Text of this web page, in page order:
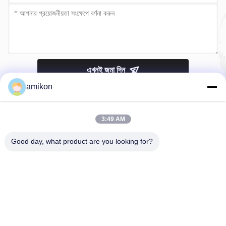
এখনই জমা দিন
amikon
3:49 AM
Good day, what product are you looking for?